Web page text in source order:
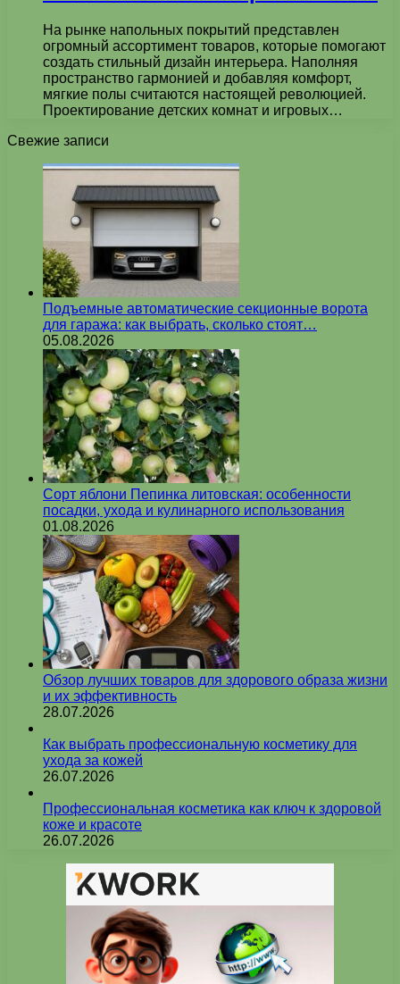
На рынке напольных покрытий представлен
огромный ассортимент товаров, которые помогают
создать стильный дизайн интерьера. Наполняя
пространство гармонией и добавляя комфорт,
мягкие полы считаются настоящей революцией.
Проектирование детских комнат и игровых…
Свежие записи
Подъемные автоматические секционные ворота
для гаража: как выбрать, сколько стоят…
05.08.2026
Сорт яблони Пепинка литовская: особенности
посадки, ухода и кулинарного использования
01.08.2026
Обзор лучших товаров для здорового образа жизни
и их эффективность
28.07.2026
Как выбрать профессиональную косметику для
ухода за кожей
26.07.2026
Профессиональная косметика как ключ к здоровой
коже и красоте
26.07.2026